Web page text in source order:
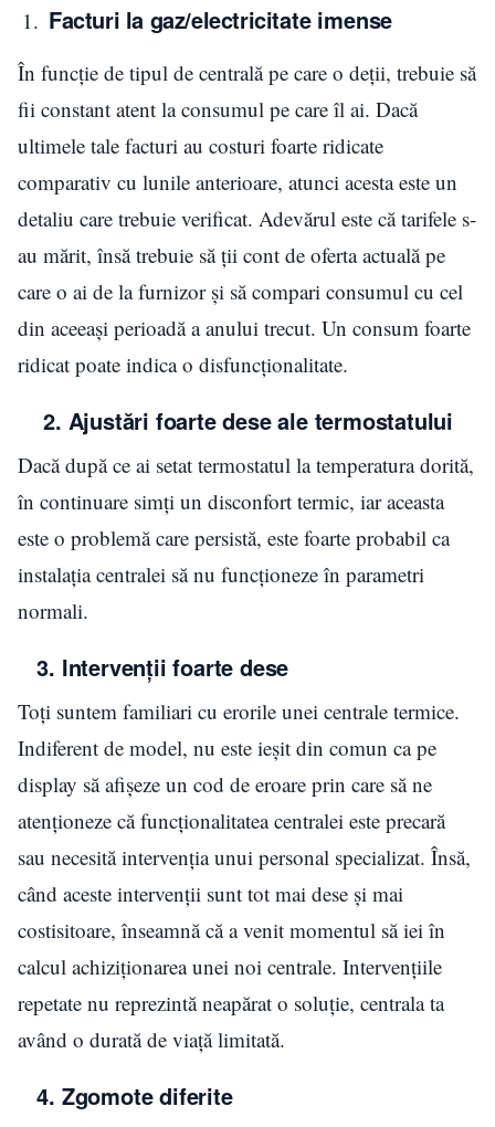
Facturi la gaz/electricitate imense
În funcție de tipul de centrală pe care o deții, trebuie să
fii constant atent la consumul pe care îl ai. Dacă
ultimele tale facturi au costuri foarte ridicate
comparativ cu lunile anterioare, atunci acesta este un
detaliu care trebuie verificat. Adevărul este că tarifele s-
au mărit, însă trebuie să ții cont de oferta actuală pe
care o ai de la furnizor și să compari consumul cu cel
din aceeași perioadă a anului trecut. Un consum foarte
ridicat poate indica o disfuncționalitate.
2. Ajustări foarte dese ale termostatului
Dacă după ce ai setat termostatul la temperatura dorită,
în continuare simți un disconfort termic, iar aceasta
este o problemă care persistă, este foarte probabil ca
instalația centralei să nu funcționeze în parametri
normali.
3. Intervenții foarte dese
Toți suntem familiari cu erorile unei centrale termice.
Indiferent de model, nu este ieșit din comun ca pe
display să afișeze un cod de eroare prin care să ne
atenționeze că funcționalitatea centralei este precară
sau necesită intervenția unui personal specializat. Însă,
când aceste intervenții sunt tot mai dese și mai
costisitoare, înseamnă că a venit momentul să iei în
calcul achiziționarea unei noi centrale. Intervențiile
repetate nu reprezintă neapărat o soluție, centrala ta
având o durată de viață limitată.
4. Zgomote diferite